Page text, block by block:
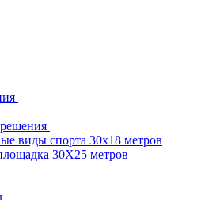
виды спорта 30x18 метров
30Х25 метров